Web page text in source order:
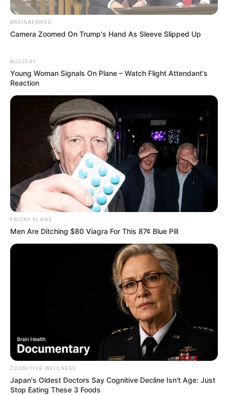
BRAINBERRIES
Camera Zoomed On Trump's Hand As Sleeve Slipped Up
BUZZDAY
Young Woman Signals On Plane – Watch Flight Attendant's
Reaction
FRIDAY PLANS
Men Are Ditching $80 Viagra For This 87¢ Blue Pill
COGNITIVE WELLNESS
Japan's Oldest Doctors Say Cognitive Decline Isn't Age: Just
Stop Eating These 3 Foods